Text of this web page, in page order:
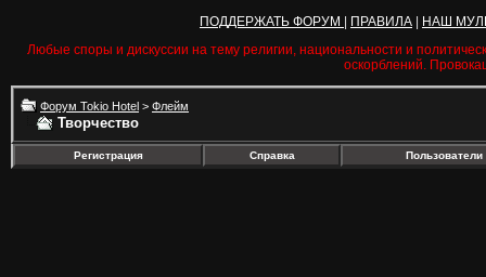
ПОДДЕРЖАТЬ ФОРУМ ПРАВИЛА
НАШ
Любые споры и дискуссии на тему религии, национальности и
оскорблений.
Форум Tokio Hotel > Флейм
Творчество
Регистрация Справка Пользователи